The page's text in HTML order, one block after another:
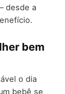
desde a
bem
o dia
bebê se